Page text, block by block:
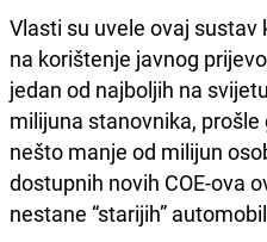
Vlasti su uvele ovaj
na korištenje javnog
jedan od najboljih na
milijuna stanovnika,
nešto manje od milijun
dostupnih novih COE-ova
nestane “starijih”